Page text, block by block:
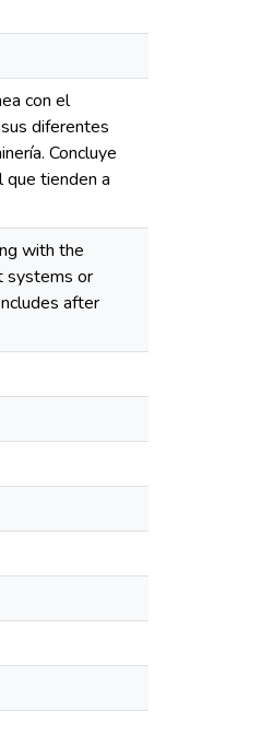
con el
diferentes
Concluye
tienden a
with the
systems or
after